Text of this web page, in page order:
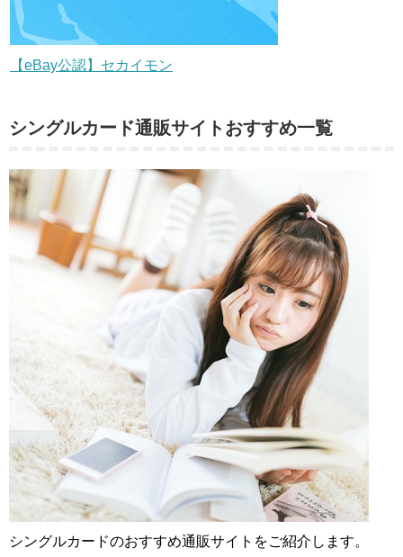
【eBay公認】セカイモン
シングルカード通販サイトおすすめ一覧
シングルカードのおすすめ通販サイトをご紹介します。